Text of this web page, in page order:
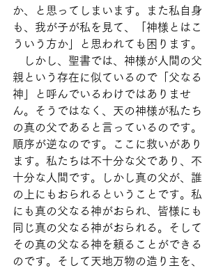
か、と思ってしまいます。また私自身
も、我が子が私を見て、「神様とはこ
ういう方か」と思われても困ります。
しかし、聖書では、神様が人間の父
親という存在に似ているので「父なる
神」と呼んでいるわけではありませ
ん。そうではなく、天の神様が私たち
の真の父であると言っているのです。
順序が逆なのです。ここに救いがあり
ます。私たちは不十分な父であり、不
十分な人間です。しかし真の父が、誰
の上にもおられるということです。私
にも真の父なる神がおられ、皆様にも
同じ真の父なる神がおられる。そして
その真の父なる神を頼ることができる
のです。そして天地万物の造り主を、